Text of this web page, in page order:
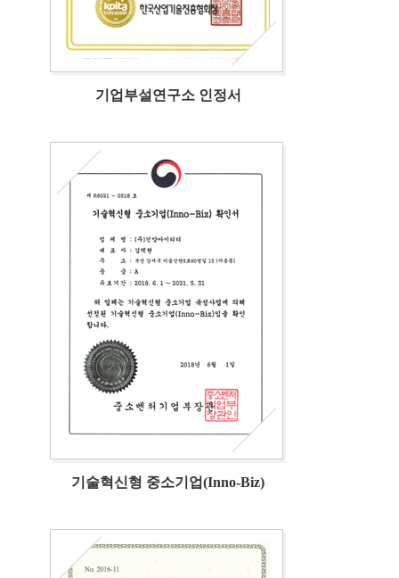
기업부설연구소 인정서
기술혁신형 중소기업(Inno-Biz)